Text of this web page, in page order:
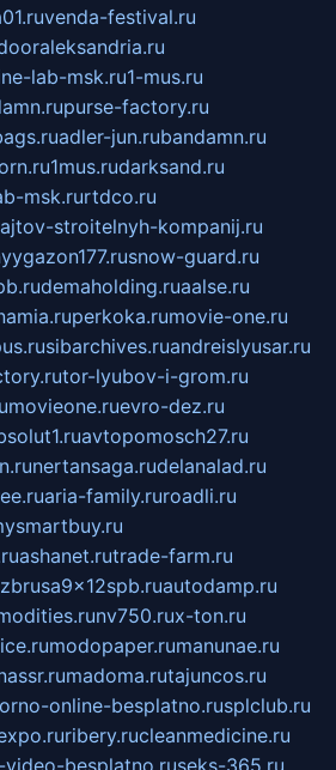
venda-festival.ru
lab-msk.ru1-mus.ru
purse-factory.ru
adler-jun.rubandamn.ru
1mus.rudarksand.ru
msk.rurtdco.ru
stroitelnyh-kompanij.ru
snow-guard.ru
demaholding.ruaalse.ru
perkoka.rumovie-one.ru
sibarchives.ruandreislyusar.ru
tor-lyubov-i-grom.ru
movieone.ruevro-dez.ru
avtopomosch27.ru
nertansaga.rudelanalad.ru
aria-family.ruroadli.ru
ashanet.rutrade-farm.ru
autodamp.ru
nv750.rux-ton.ru
modopaper.rumanunae.ru
madoma.rutajuncos.ru
online-besplatno.rusplclub.ru
ribery.rucleanmedicine.ru
besplatno.ruseks-365.ru